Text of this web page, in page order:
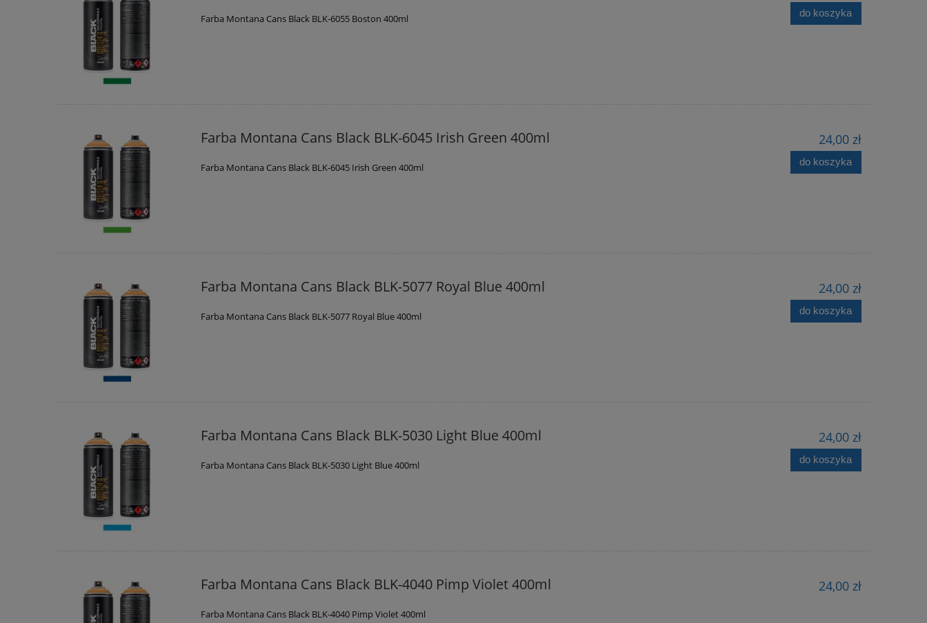
Farba Montana Cans Black BLK-6055 Boston 400ml do koszyka
Farba Montana Cans Black BLK-6045 Irish Green 400ml
Farba Montana Cans Black BLK-6045 Irish Green 400ml
24,00 zł
do koszyka
Farba Montana Cans Black BLK-5077 Royal Blue 400ml
Farba Montana Cans Black BLK-5077 Royal Blue 400ml
24,00 zł
do koszyka
Farba Montana Cans Black BLK-5030 Light Blue 400ml
Farba Montana Cans Black BLK-5030 Light Blue 400ml
24,00 zł
do koszyka
Farba Montana Cans Black BLK-4040 Pimp Violet 400ml
Farba Montana Cans Black BLK-4040 Pimp Violet 400ml
24,00 zł